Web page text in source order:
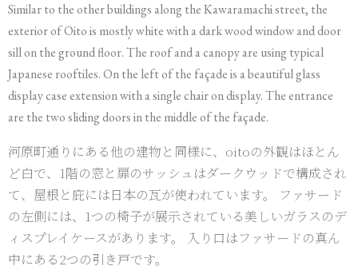
Similar to the other buildings along the Kawaramachi street, the
exterior of Oito is mostly white with a dark wood window and door
sill on the ground floor. The roof and a canopy are using typical
Japanese rooftiles. On the left of the façade is a beautiful glass
display case extension with a single chair on display. The entrance
are the two sliding doors in the middle of the façade.
河原町通りにある他の建物と同様に、oitoの外観はほとん
ど白で、1階の窓と扉のサッシュはダークウッドで構成され
て、屋根と庇には日本の瓦が使われています。 ファサード
の左側には、1つの椅子が展示されている美しいガラスのデ
ィスプレイケースがあります。 入り口はファサードの真ん
中にある2つの引き戸です。